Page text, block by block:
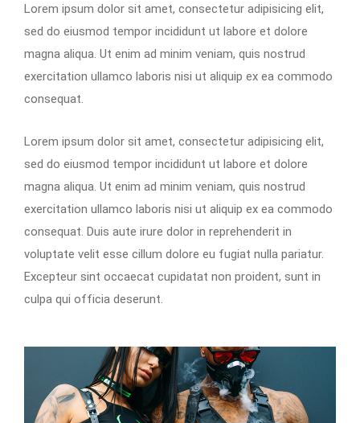
Lorem ipsum dolor sit amet, consectetur adipisicing elit,
sed do eiusmod tempor incididunt ut labore et dolore
magna aliqua. Ut enim ad minim veniam, quis nostrud
exercitation ullamco laboris nisi ut aliquip ex ea commodo
consequat.
Lorem ipsum dolor sit amet, consectetur adipisicing elit,
sed do eiusmod tempor incididunt ut labore et dolore
magna aliqua. Ut enim ad minim veniam, quis nostrud
exercitation ullamco laboris nisi ut aliquip ex ea commodo
consequat. Duis aute irure dolor in reprehenderit in
voluptate velit esse cillum dolore eu fugiat nulla pariatur.
Excepteur sint occaecat cupidatat non proident, sunt in
culpa qui officia deserunt.